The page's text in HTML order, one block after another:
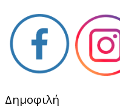
Δημοφιλή